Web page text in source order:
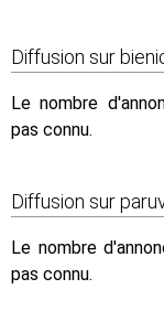
Diffusion sur
Le nombre
pas connu.
Diffusion sur
Le nombre
pas connu.